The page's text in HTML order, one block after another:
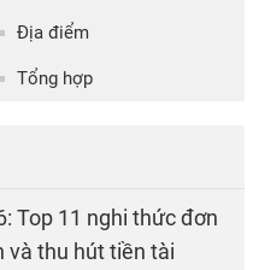
Địa điểm
Tổng hợp
Top 11 nghi thức đơn
và thu hút tiền tài